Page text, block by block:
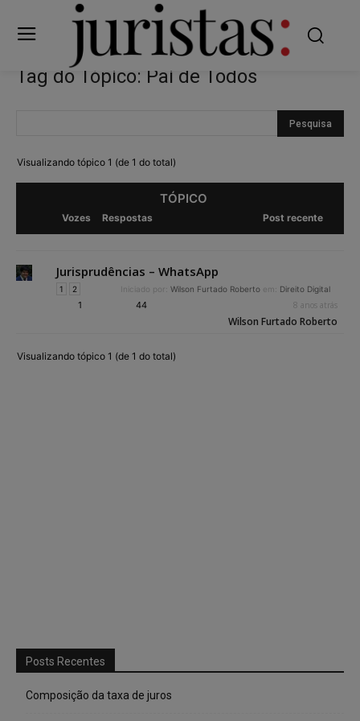
Tag do Tópico: Pai de Todos
Visualizando tópico 1 (de 1 do total)
TÓPICO
Vozes Respostas Post recente
Jurisprudências – WhatsApp
1 2 Iniciado por: Wilson Furtado Roberto em: Direito Digital
1 44 8 anos atrás
Wilson Furtado Roberto
Visualizando tópico 1 (de 1 do total)
Posts Recentes
Composição da taxa de juros